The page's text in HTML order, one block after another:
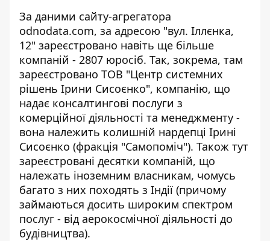
За даними сайту-агрегатора
odnodata.com, за адресою "вул. Іллєнка,
12" зареєстровано навіть ще більше
компаній - 2807 юросіб. Так, зокрема, там
зареєстровано ТОВ "Центр системних
рішень Ірини Сисоєнко", компанію, що
надає консалтингові послуги з
комерційної діяльності та менеджменту -
вона належить колишній нардепці Ірині
Сисоєнко (фракція "Самопоміч"). Також тут
зареєстровані десятки компаній, що
належать іноземним власникам, чомусь
багато з них походять з Індії (причому
займаються досить широким спектром
послуг - від аерокосмічної діяльності до
будівництва).